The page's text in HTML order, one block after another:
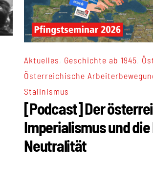
Aktuelles Geschichte ab 1945
Österreichische
Stalinismus
[Podcast] Der
Imperialismus und die
Neutralität